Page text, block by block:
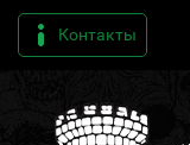
Контакты